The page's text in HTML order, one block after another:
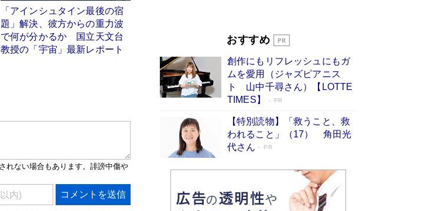
「アインシュタイン最後の宿
題」解決、彼方からの重力波
で何が分かるか 国立天文台
教授の「宇宙」最新レポート
開発への関心を押し上げた18年の物語に幕 特装
Book Bang
「不意に涙が出そうに…」高嶋政伸が明かし
た“13歳の娘を暴行する役”への葛藤 インティマ
シーコーディネーターに支えられたNHK『大奥』
おすすめ
創作にもリフレッシュにもガ
ムを愛用（ジャズピアニス
ト 山中千尋さん）【LOTTE
TIMES】
PR
【特別読物】「救うこと、救
われること」（17） 角田光
代さん
PR